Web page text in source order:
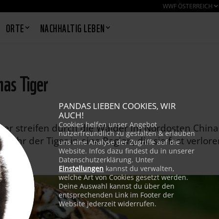
WWF ÖSTERREICH
ORTE NACHHALTIG LEBEN
Tiger
streifen durch die Wälder im Nordosten
der Tiger in eine Region, die sie fast
PANDAS LIEBEN COOKIES, WIR
AUCH!
Cookies helfen unser Angebot
nutzerfreundlich zu gestalten & erlauben
uns eine Analyse der Zugriffe auf die
Website. Infos dazu findest du in unserer
Datenschutzerklärung. Unter
Einstellungen kannst du verwalten,
welche Art von Cookies gesetzt werden.
Deine Auswahl kannst du über den
entsprechenden Link im Footer der
Website jederzeit widerrufen.